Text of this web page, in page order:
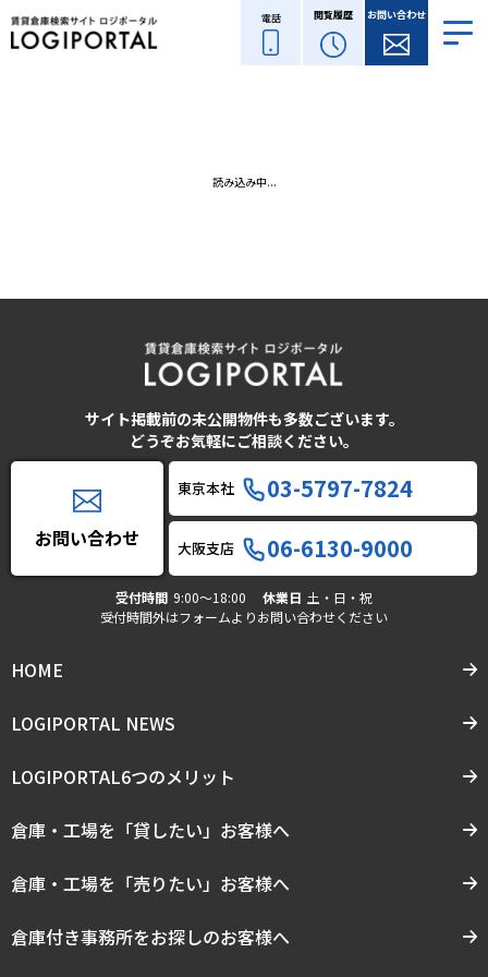
電話 閲覧履歴 お問い合わせ
読み込み中...
サイト掲載前の未公開物件も多数ございます。
どうぞお気軽にご相談ください。
お問い合わせ
東京本社 03-5797-7824
大阪支店 06-6130-9000
受付時間 9:00〜18:00 休業日 土・日・祝
受付時間外はフォームよりお問い合わせください
HOME
LOGIPORTAL NEWS
LOGIPORTAL6つのメリット
倉庫・工場を「貸したい」お客様へ
倉庫・工場を「売りたい」お客様へ
倉庫付き事務所をお探しのお客様へ